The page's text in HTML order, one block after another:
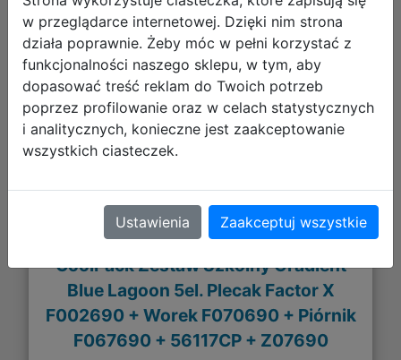
256,94 zł
DO KOSZYKA
Galeria zdjęć
CoolPack Zestaw Szkolny Gradient
Blue Lagoon 5el. Plecak Factor X
F002690 + Worek F070690 + Piórnik
F067690 + 56117CP + Z07690
w przeglądarce internetowej. Dzięki nim strona
działa poprawnie. Żeby móc w pełni korzystać z
funkcjonalności naszego sklepu, w tym, aby
dopasować treść reklam do Twoich potrzeb
poprzez profilowanie oraz w celach statystycznych
i analitycznych, konieczne jest zaakceptowanie
wszystkich ciasteczek.
Ustawienia Zaakceptuj wszystkie